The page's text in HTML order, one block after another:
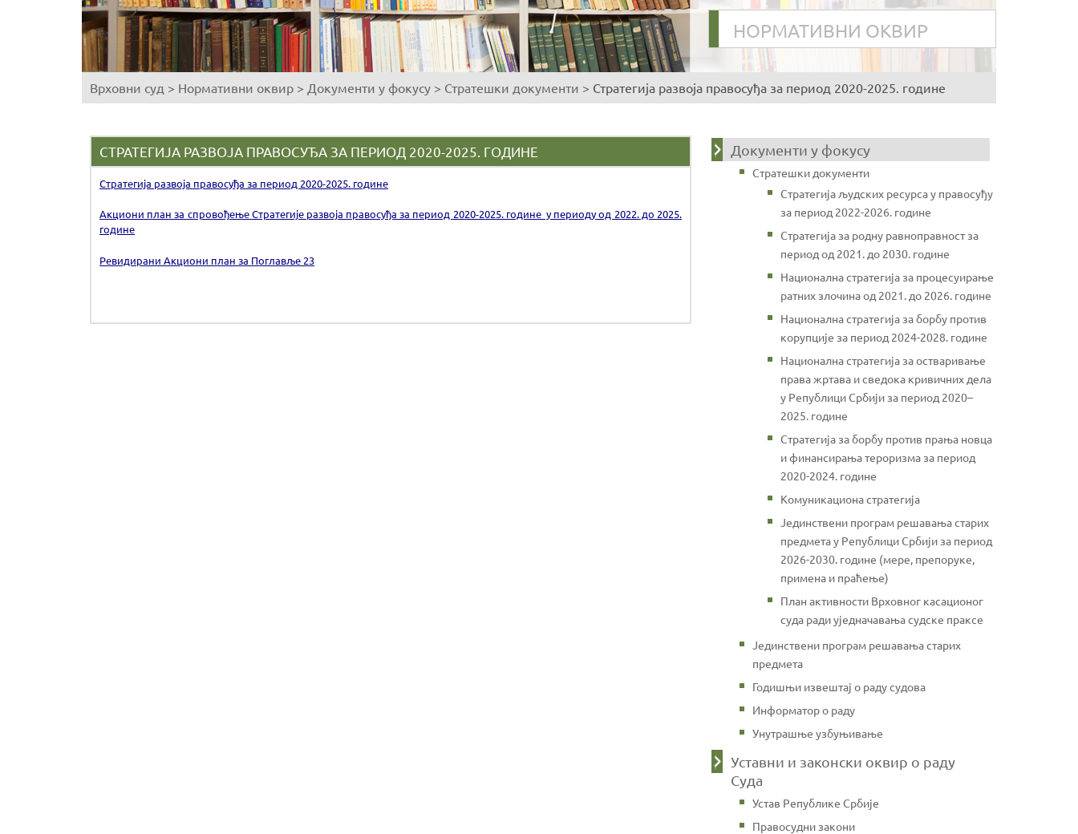
НОРМАТИВНИ ОКВИР
You
here
Врховни суд > Нормативни оквир > Документи у фокусу > Стратешки документи > Стратегија развоја правосуђа за период 2020-2025. године
СТРАТЕГИЈА РАЗВОЈА ПРАВОСУЂА ЗА ПЕРИОД 2020-2025. ГОДИНЕ
Стратегија развоја правосуђа за период 2020-2025. године
Акциони план за спровођење Стратегије развоја правосуђа за период 2020-2025. године у периоду од 2022. до 2025.
године
Ревидирани Акциони план за Поглавље 23
Документи у фокусу
Стратешки документи
Стратегија људских ресурса у правосуђу
за период 2022-2026. године
Стратегија за родну равноправност за
период од 2021. до 2030. године
Национална стратегија за процесуирање
ратних злочина од 2021. до 2026. године
Национална стратегија за борбу против
корупције за период 2024-2028. године
Национална стратегија за остваривање
права жртава и сведока кривичних дела
у Републици Србији за период 2020–
2025. године
Стратегија за борбу против прања новца
и финансирања тероризма за период
2020-2024. године
Комуникациона стратегија
Јединствени програм решавања старих
предмета у Републици Србији за период
2026-2030. године (мере, препоруке,
примена и праћење)
План активности Врховног касационог
суда ради уједначавања судске праксе
Јединствени програм решавања старих
предмета
Годишњи извештај о раду судова
Информатор о раду
Унутрашње узбуњивање
Уставни и законски оквир о раду
Суда
Устав Републике Србије
Правосудни закони